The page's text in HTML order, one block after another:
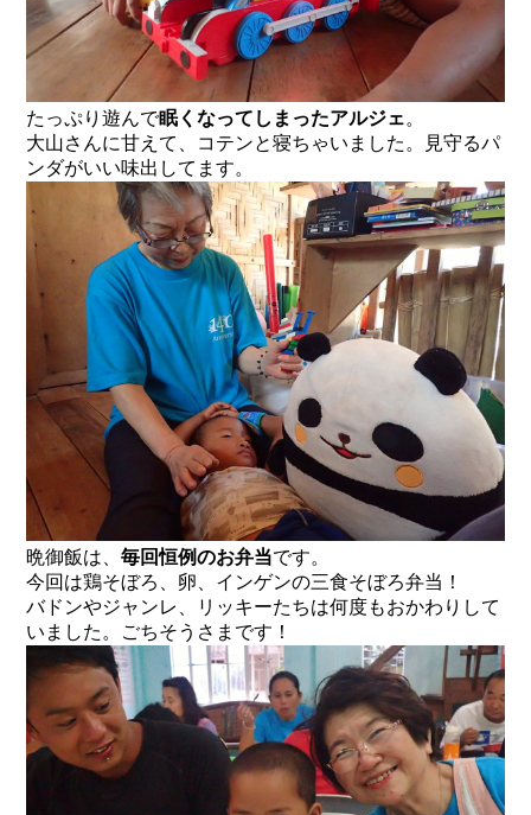
たっぷり遊んで眠くなってしまったアルジェ。
大山さんに甘えて、コテンと寝ちゃいました。見守るパ
ンダがいい味出してます。
晩御飯は、毎回恒例のお弁当です。
今回は鶏そぼろ、卵、インゲンの三食そぼろ弁当！
バドンやジャンレ、リッキーたちは何度もおかわりして
いました。ごちそうさまです！